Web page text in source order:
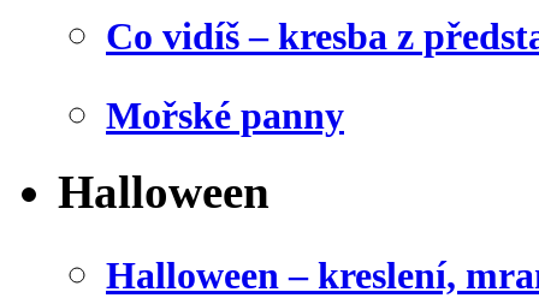
Co vidíš – kresba z
Mořské panny
Halloween
Halloween – kreslení,